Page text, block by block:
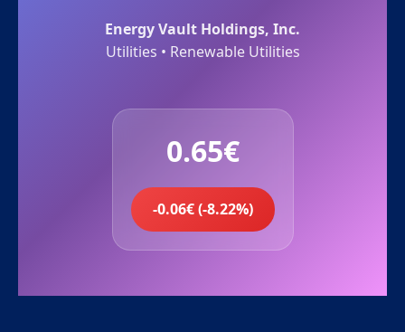
Energy Vault Holdings, Inc.
Utilities • Renewable Utilities
0.65€
-0.06€ (-8.22%)